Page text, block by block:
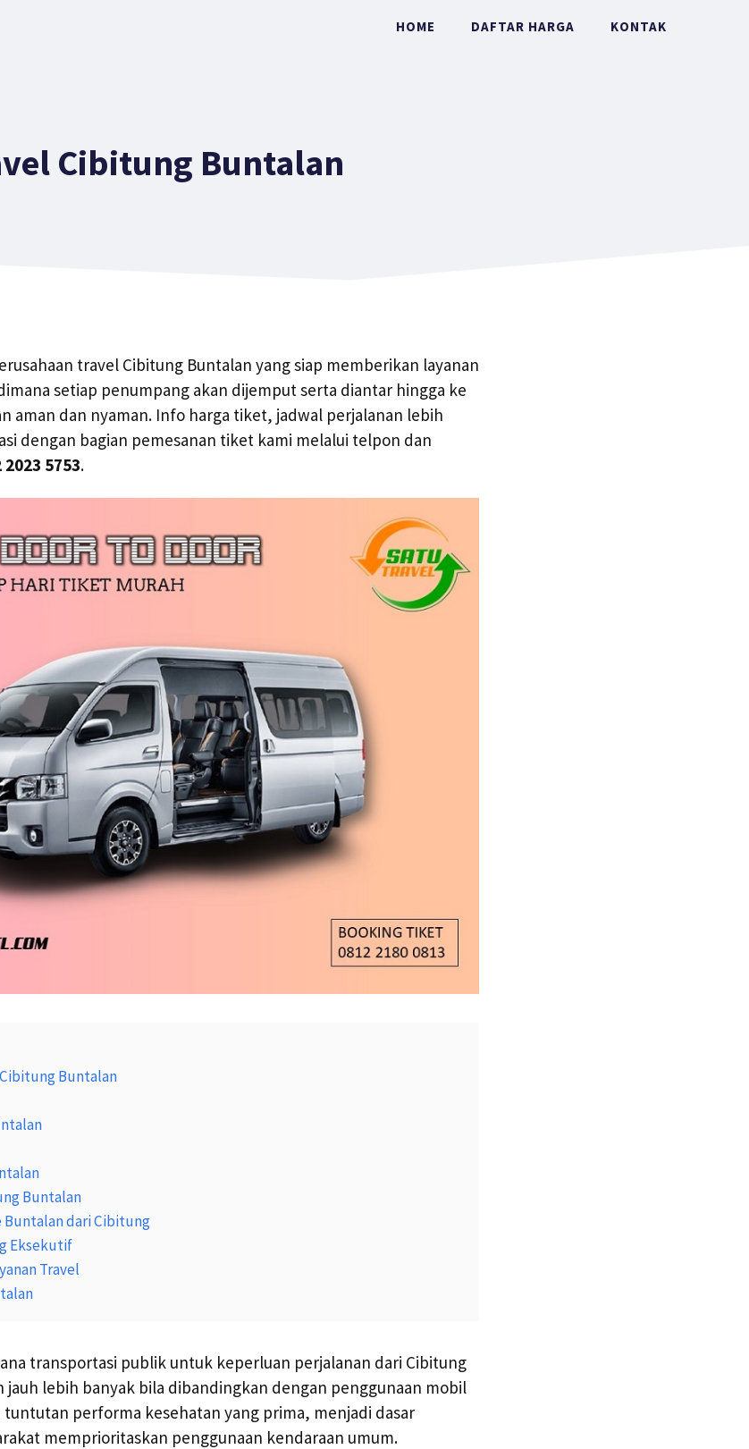
HOME DAFTAR HARGA KONTAK
Cibitung Buntalan
travel Cibitung Buntalan yang siap memberikan layanan
setiap penumpang akan dijemput serta diantar hingga ke
aman dan nyaman. Info harga tiket, jadwal perjalanan lebih
dengan bagian pemesanan tiket kami melalui telpon dan
2023 5753.
Buntalan
Buntalan
Buntalan dari Cibitung
Eksekutif
Travel
transportasi publik untuk keperluan perjalanan dari Cibitung
jauh lebih banyak bila dibandingkan dengan penggunaan mobil
tuntutan performa kesehatan yang prima, menjadi dasar
memprioritaskan penggunaan kendaraan umum.